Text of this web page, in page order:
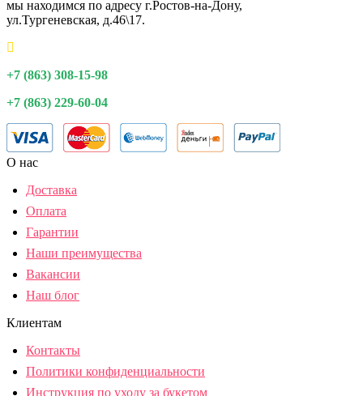
мы находимся по адресу г.Ростов-на-Дону,
ул.Тургеневская, д.46\17.
+7 (863) 308-15-98
+7 (863) 229-60-04
О нас
Доставка
Оплата
Гарантии
Наши преимущества
Вакансии
Наш блог
Клиентам
Контакты
Политики конфиденциальности
Инструкция по уходу за букетом